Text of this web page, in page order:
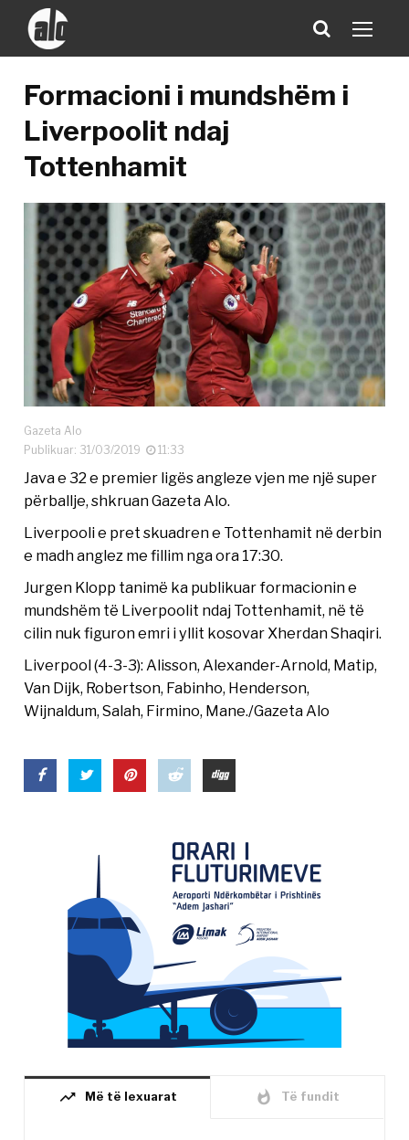
Formacioni i mundshëm i
Liverpoolit ndaj
Tottenhamit
Gazeta Alo
Publikuar: 31/03/2019
11:33
Java e 32 e premier ligës angleze vjen me një super
përballje, shkruan Gazeta Alo.
Liverpooli e pret skuadren e Tottenhamit në derbin
e madh anglez me fillim nga ora 17:30.
Jurgen Klopp tanimë ka publikuar formacionin e
mundshëm të Liverpoolit ndaj Tottenhamit, në të
cilin nuk figuron emri i yllit kosovar Xherdan Shaqiri.
Liverpool (4-3-3): Alisson, Alexander-Arnold, Matip,
Van Dijk, Robertson, Fabinho, Henderson,
Wijnaldum, Salah, Firmino, Mane./Gazeta Alo
trending_up Më të lexuarat whatshot Të fundit